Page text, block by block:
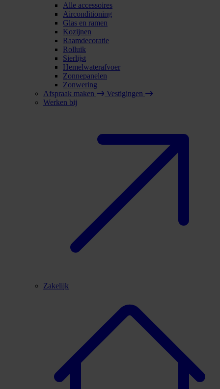
Alle accessoires
Airconditioning
Glas en ramen
Kozijnen
Raamdecoratie
Rolluik
Sierlijst
Hemelwaterafvoer
Zonnepanelen
Zonwering
Afspraak maken
Vestigingen
Werken bij
Zakelijk